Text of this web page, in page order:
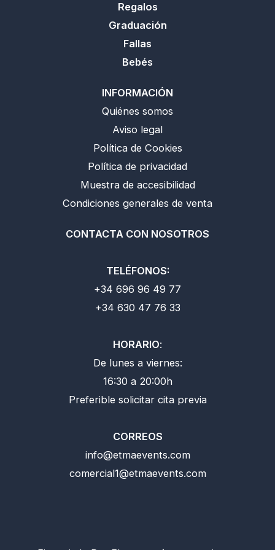
Regalos
Graduación
Fallas
Bebés
INFORMACIÓN
Quiénes somos
Aviso legal
Política de Cookies
Política de privacidad
Muestra de accesibilidad
Condiciones generales de venta
CONTACTA CON NOSOTROS
TELÉFONOS:
+34 696 96 49 77
+34 630 47 76 33
HORARIO:
De lunes a viernes:
16:30 a 20:00h
Preferible solicitar cita previa
CORREOS
info@etmaevents.com
comercial1@etmaevents.com